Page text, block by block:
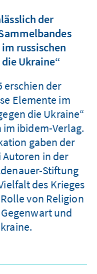
der
russischen
Ukraine“
erschien der
Elemente im
die Ukraine“
im ibidem-Verlag.
gaben der
Autoren in der
Stiftung
des Krieges
von Religion
und